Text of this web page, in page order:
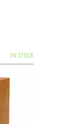
EN STOCK